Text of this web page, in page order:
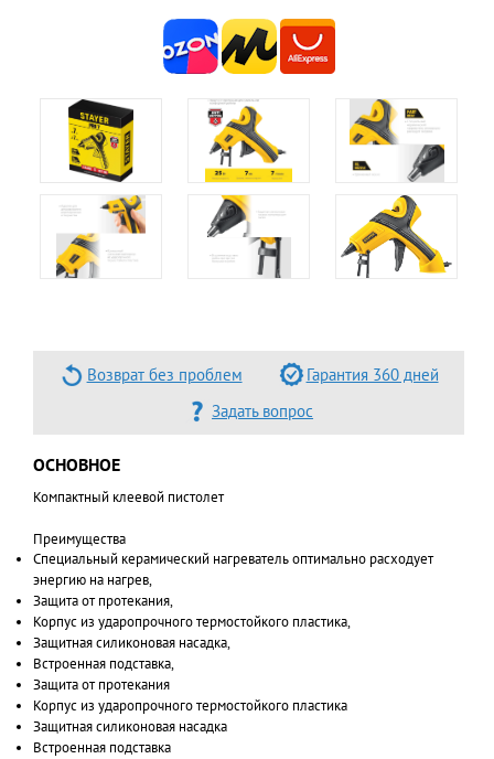
Возврат без проблем
Гарантия 360 дней
Задать вопрос
ОСНОВНОЕ
Компактный клеевой пистолет
Преимущества
Специальный керамический нагреватель оптимально расходует
энергию на нагрев,
Защита от протекания,
Корпус из ударопрочного термостойкого пластика,
Защитная силиконовая насадка,
Встроенная подставка,
Защита от протекания
Корпус из ударопрочного термостойкого пластика
Защитная силиконовая насадка
Встроенная подставка